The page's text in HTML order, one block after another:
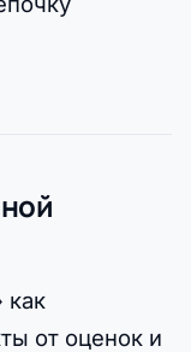
как
от оценок и